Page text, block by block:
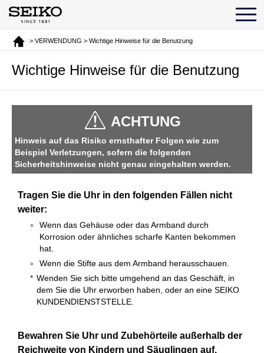
> VERWENDUNG > Wichtige Hinweise für die Benutzung
Wichtige Hinweise für die Benutzung
ACHTUNG
Hinweis auf das Risiko ernsthafter Folgen wie zum
Beispiel Verletzungen, sofern die folgenden
Sicherheitshinweise nicht genau eingehalten werden.
Tragen Sie die Uhr in den folgenden Fällen nicht
weiter:
Wenn das Gehäuse oder das Armband durch
Korrosion oder ähnliches scharfe Kanten bekommen
hat.
Wenn die Stifte aus dem Armband herausschauen.
Wenden Sie sich bitte umgehend an das Geschäft, in
dem Sie die Uhr erworben haben, oder an eine SEIKO
KUNDENDIENSTSTELLE.
Bewahren Sie Uhr und Zubehörteile außerhalb der
Reichweite von Kindern und Säuglingen auf.